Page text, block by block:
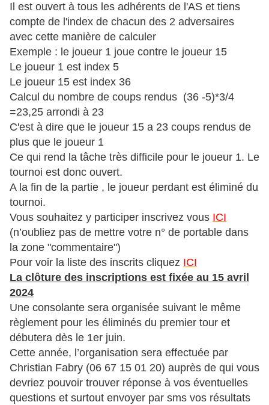
Il est ouvert à tous les adhérents de l'AS et tiens
compte de l'index de chacun des 2 adversaires
avec cette manière de calculer
Exemple : le joueur 1 joue contre le joueur 15
Le joueur 1 est index 5
Le joueur 15 est index 36
Calcul du nombre de coups rendus (36 -5)*3/4
=23,25 arrondi à 23
C'est à dire que le joueur 15 a 23 coups rendus de
plus que le joueur 1
Ce qui rend la tâche très difficile pour le joueur 1. Le
tournoi est donc ouvert.
A la fin de la partie , le joueur perdant est éliminé du
tournoi.
Vous souhaitez y participer inscrivez vous ICI
(n’oubliez pas de mettre votre n° de portable dans
la zone "commentaire")
Pour voir la liste des inscrits cliquez ICI
La clôture des inscriptions est fixée au 15 avril
2024
Une consolante sera organisée suivant le même
règlement pour les éliminés du premier tour et
débutera dès le 1er juin.
Cette année, l’organisation sera effectuée par
Christian Fabry (06 67 15 01 20) auprès de qui vous
devriez pouvoir trouver réponse à vos éventuelles
questions et surtout envoyer par sms vos résultats